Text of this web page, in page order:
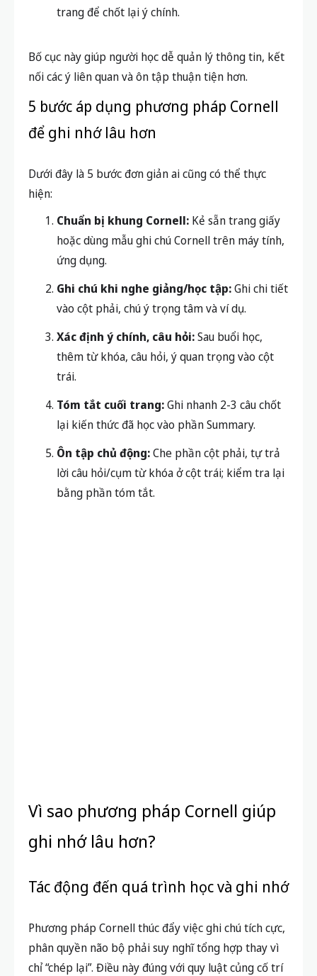
trang để chốt lại ý chính.
Bố cục này giúp người học dễ quản lý thông tin, kết
nối các ý liên quan và ôn tập thuận tiện hơn.
5 bước áp dụng phương pháp Cornell
để ghi nhớ lâu hơn
Dưới đây là 5 bước đơn giản ai cũng có thể thực
hiện:
Chuẩn bị khung Cornell: Kẻ sẵn trang giấy
hoặc dùng mẫu ghi chú Cornell trên máy tính,
ứng dụng.
Ghi chú khi nghe giảng/học tập:Ghi chi tiết
vào cột phải, chú ý trọng tâm và ví dụ.
Xác định ý chính, câu hỏi:Sau buổi học,
thêm từ khóa, câu hỏi, ý quan trọng vào cột
trái.
Tóm tắt cuối trang:Ghi nhanh 2-3 câu chốt
lại kiến thức đã học vào phần Summary.
Ôn tập chủ động:Che phần cột phải, tự trả
lời câu hỏi/cụm từ khóa ở cột trái; kiểm tra lại
bằng phần tóm tắt.
Vì sao phương pháp Cornell giúp
ghi nhớ lâu hơn?
Tác động đến quá trình học và ghi nhớ
Phương pháp Cornell thúc đẩy việc ghi chú tích cực,
phân quyền não bộ phải suy nghĩ tổng hợp thay vì
chỉ “chép lại”. Điều này đúng với quy luật củng cố trí